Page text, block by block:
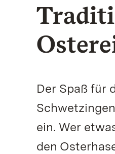
Der Spaß für
ein. Wer
den